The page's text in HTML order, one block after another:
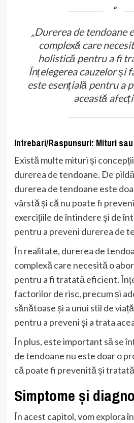
„Durerea de tendoane
complexă care
holistică pentru a fi
Înțelegerea cauzelor și
este esențială pentru a
această
Intrebari/Raspunsuri: Mituri
Există multe mituri și
durerea de tendoane. De
durerea de tendoane este
vârstă și că nu poate fi
exercițiile de întindere și de
pentru a preveni durerea de
În realitate, durerea de
complexă care necesită o
pentru a fi tratată eficient.
factorilor de risc, precum și
sănătoase și a unui stil de
pentru a preveni și a trata
În plus, este important să se
de tendoane nu este doar o
că poate fi prevenită și
Simptome și
În acest capitol, vom explora